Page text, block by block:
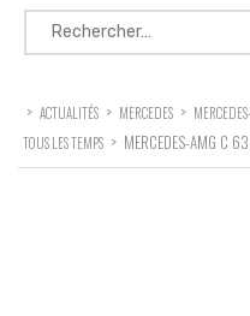
Rechercher :
> ACTUALITÉS > MERCEDES >
TOUS LES TEMPS > MERCEDES-AMG C